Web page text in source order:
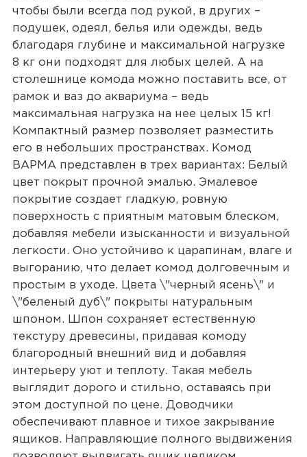
чтобы были всегда под рукой, в других –
подушек, одеял, белья или одежды, ведь
благодаря глубине и максимальной нагрузке
8 кг они подходят для любых целей. А на
столешнице комода можно поставить все, от
рамок и ваз до аквариума – ведь
максимальная нагрузка на нее целых 15 кг!
Компактный размер позволяет разместить
его в небольших пространствах. Комод
ВАРМА представлен в трех вариантах: Белый
цвет покрыт прочной эмалью. Эмалевое
покрытие создает гладкую, ровную
поверхность с приятным матовым блеском,
добавляя мебели изысканности и визуальной
легкости. Оно устойчиво к царапинам, влаге и
выгоранию, что делает комод долговечным и
простым в уходе. Цвета \"черный ясень\" и
\"беленый дуб\" покрыты натуральным
шпоном. Шпон сохраняет естественную
текстуру древесины, придавая комоду
благородный внешний вид и добавляя
интерьеру уют и теплоту. Такая мебель
выглядит дорого и стильно, оставаясь при
этом доступной по цене. Доводчики
обеспечивают плавное и тихое закрывание
ящиков. Направляющие полного выдвижения